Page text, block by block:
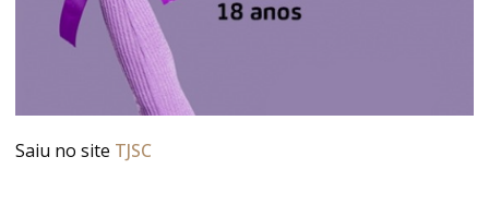
Saiu no site TJSC